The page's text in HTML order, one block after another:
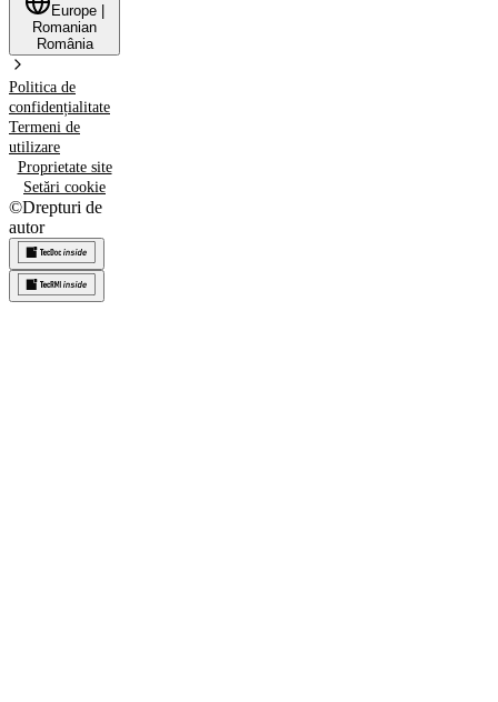
Europe
Romanian
România
Politica de
confidențialitate
Termeni de
utilizare
Proprietate site
Setări cookie
©Drepturi de
autor